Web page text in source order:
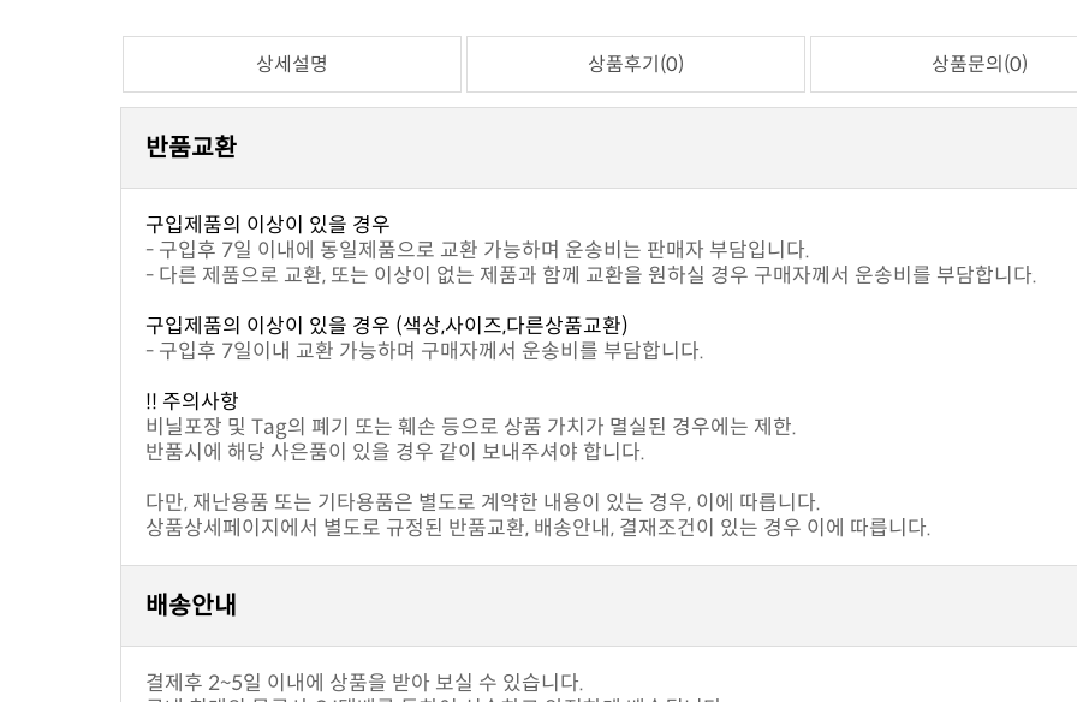
상세설명 상품후기(0) 상품문의(0)
반품교환
구입제품의 이상이 있을 경우
- 구입후 7일 이내에 동일제품으로 교환 가능하며 운송비는 판매자 부담입니다.
- 다른 제품으로 교환, 또는 이상이 없는 제품과 함께 교환을 원하실 경우 구매자께서 운송비를 부담합니다.
구입제품의 이상이 있을 경우 (색상,사이즈,다른상품교환)
- 구입후 7일이내 교환 가능하며 구매자께서 운송비를 부담합니다.
!! 주의사항
비닐포장 및 Tag의 폐기 또는 훼손 등으로 상품 가치가 멸실된 경우에는 제한.
반품시에 해당 사은품이 있을 경우 같이 보내주셔야 합니다.
다만, 재난용품 또는 기타용품은 별도로 계약한 내용이 있는 경우, 이에 따릅니다.
상품상세페이지에서 별도로 규정된 반품교환, 배송안내, 결재조건이 있는 경우 이에 따릅니다.
배송안내
결제후 2~5일 이내에 상품을 받아 보실 수 있습니다.